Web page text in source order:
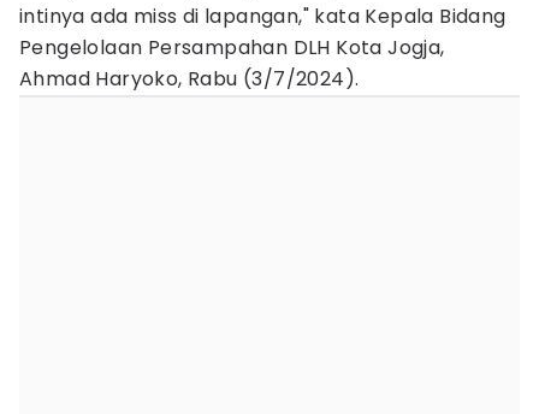
intinya ada miss di lapangan," kata Kepala Bidang
Pengelolaan Persampahan DLH Kota Jogja,
Ahmad Haryoko, Rabu (3/7/2024).